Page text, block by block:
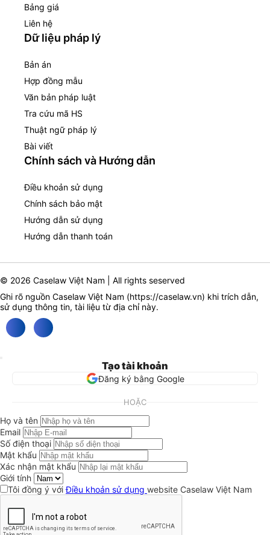
Bảng giá
Liên hệ
Dữ liệu pháp lý
Bản án
Hợp đồng mẫu
Văn bản pháp luật
Tra cứu mã HS
Thuật ngữ pháp lý
Bài viết
Chính sách và Hướng dẫn
Điều khoản sử dụng
Chính sách bảo mật
Hướng dẫn sử dụng
Hướng dẫn thanh toán
© 2026 Caselaw Việt Nam | All rights seserved
Ghi rõ nguồn Caselaw Việt Nam (https://caselaw.vn) khi trích dẫn,
sử dụng thông tin, tài liệu từ địa chỉ này.
Tạo tài khoản
Đăng ký bằng Google
HOẶC
Họ và tên
Email
Số điện thoại
Mật khẩu
Xác nhận mật khẩu
Giới tính
Tôi đồng ý vớiĐiều khoản sử dụng website Caselaw Việt Nam